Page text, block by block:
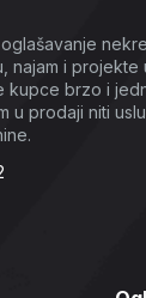
najam i projekte
kupce brzo i
u prodaji niti